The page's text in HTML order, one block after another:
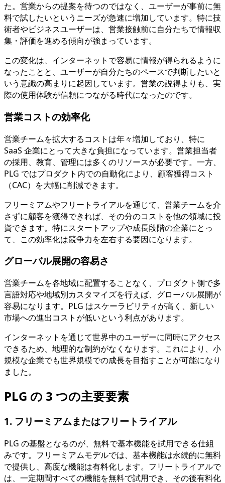
た。営業からの提案を待つのではなく、ユーザーが事前に無
料で試したいというニーズが急速に増加しています。特に技
術者やビジネスユーザーは、営業接触前に自分たちで情報収
集・評価を進める傾向が強まっています。
この変化は、インターネットで容易に情報が得られるように
なったことと、ユーザーが自分たちのペースで判断したいと
いう意識の高まりに起因しています。営業の説得よりも、実
際の使用体験が信頼につながる時代になったのです。
営業コストの効率化
営業チームを拡大するコストは年々増加しており、特に
SaaS 企業にとって大きな負担になっています。営業担当者
の採用、教育、管理には多くのリソースが必要です。一方、
PLG ではプロダクト内での自動化により、顧客獲得コスト
（CAC）を大幅に削減できます。
フリーミアムやフリートライアルを通じて、営業チームを介
さずに顧客を獲得できれば、その分のコストを他の領域に投
資できます。特にスタートアップや成長段階の企業にとっ
て、この効率化は競争力を左右する要因になります。
グローバル展開の容易さ
営業チームを各地域に配置することなく、プロダクト側で多
言語対応や地域別カスタマイズを行えば、グローバル展開が
容易になります。PLG はスケーラビリティが高く、新しい
市場への進出コストが低いという利点があります。
インターネットを通じて世界中のユーザーに同時にアクセス
できるため、地理的な制約がなくなります。これにより、小
規模な企業でも世界規模での成長を目指すことが可能になり
ました。
PLG の 3 つの主要要素
1. フリーミアムまたはフリートライアル
PLG の基盤となるのが、無料で基本機能を試用できる仕組
みです。フリーミアムモデルでは、基本機能は永続的に無料
で提供し、高度な機能は有料化します。フリートライアルで
は、一定期間すべての機能を無料で試用でき、その後有料化